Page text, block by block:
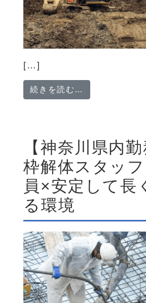
[…]
続きを読む…
【神奈川県内
枠解体スタッ
員×安定して長
る環境